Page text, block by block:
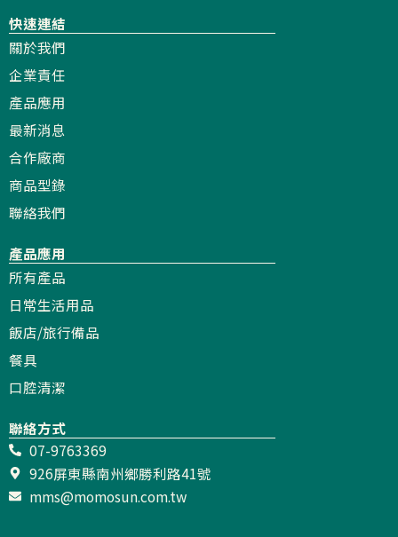
快速連結
關於我們
企業責任
產品應用
最新消息
合作廠商
商品型錄
聯絡我們
產品應用
所有產品
日常生活用品
飯店/旅行備品
餐具
口腔清潔
聯絡方式
07-9763369
926屏東縣南州鄉勝利路41號
mms@momosun.com.tw